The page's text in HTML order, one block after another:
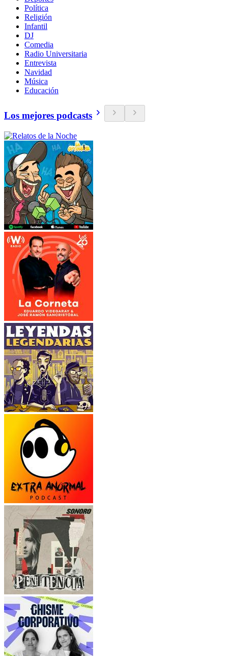
Política
Religión
Infantil
DJ
Comedia
Radio Universitaria
Entrevista
Navidad
Música
Educación
Los mejores podcasts